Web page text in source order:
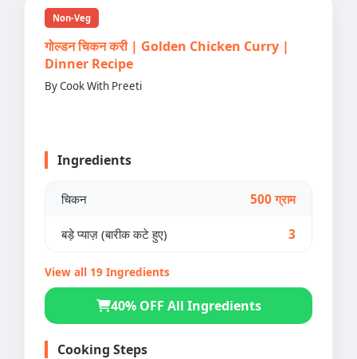
Non-Veg
गोल्डन चिकन करी | Golden Chicken Curry |
Dinner Recipe
By Cook With Preeti
Ingredients
चिकन 500 ग्राम
बड़े प्याज़ (बारीक कटे हुए) 3
View all 19 Ingredients
40% OFF All Ingredients
Cooking Steps